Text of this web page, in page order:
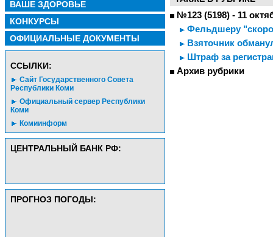
ВАШЕ ЗДОРОВЬЕ
КОНКУРСЫ
ОФИЦИАЛЬНЫЕ ДОКУМЕНТЫ
CСЫЛКИ:
Сайт Государственного Совета
Республики Коми
Официальный сервер Республики
Коми
Комиинформ
ЦЕНТРАЛЬНЫЙ БАНК РФ:
ПРОГНОЗ ПОГОДЫ:
№123 (5198) - 11
Фельдшеру
Взяточник
Штраф за
Архив рубрики